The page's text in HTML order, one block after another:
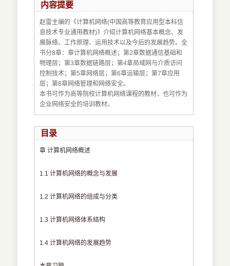
内容提要
赵雷主编的《计算机网络(中国高等教育应用型本科信
息技术专业通用教材)》介绍计算机网络基本概念、发
展脉络、工作原理、运用技术以及今后的发展趋势。全
书分8章：章计算机网络概述；第2章数据通信基础和
物理层；第3章数据链路层；第4章局域网与介质访问
控制技术；第5章网络层；第6章运输层；第7章应用
层；第8章网络管理和网络安全。
本书可作为高等院校计算机网络课程的教材，也可作为
企业网络安全的培训教材。
目录
章 计算机网络概述
1.1 计算机网络的概念与发展
1.2 计算机网络的组成与分类
1.3 计算机网络体系结构
1.4 计算机网络的发展趋势